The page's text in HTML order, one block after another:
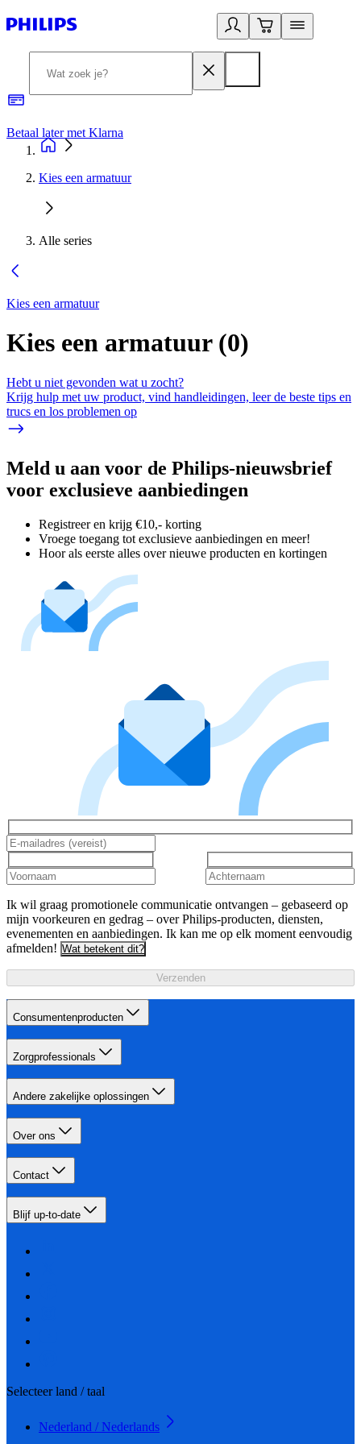
Betaal later met Klarna
Kies een armatuur
Alle series
Kies een armatuur
Kies een armatuur(0)
Hebt u niet gevonden wat u zocht?
Krijg hulp met uw product, vind handleidingen, leer de beste tips en
trucs en los problemen op
Meld u aan voor de Philips-nieuwsbrief
voor exclusieve aanbiedingen
Registreer en krijg €10,- korting
Vroege toegang tot exclusieve aanbiedingen en meer!
Hoor als eerste alles over nieuwe producten en kortingen
Ik wil graag promotionele communicatie ontvangen – gebaseerd op
mijn voorkeuren en gedrag – over Philips-producten, diensten,
evenementen en aanbiedingen. Ik kan me op elk moment eenvoudig
afmelden! Wat betekent dit?
Verzenden
Consumentenproducten
Zorgprofessionals
Andere zakelijke oplossingen
Over ons
Contact
Blijf up-to-date
Selecteer land / taal
Nederland / Nederlands